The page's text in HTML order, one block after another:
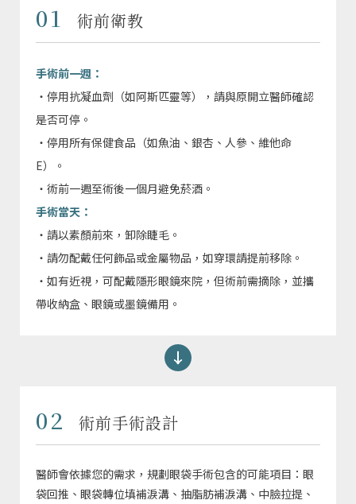
01 術前衛教
手術前一週：
・停用抗凝血劑（如阿斯匹靈等），請與原開立醫師確認
是否可停。
・停用所有保健食品（如魚油、銀杏、人參、維他命
E）。
・術前一週至術後一個月避免菸酒。
手術當天：
・請以素顏前來，卸除睫毛。
・請勿配戴任何飾品或金屬物品，如穿環請提前移除。
・如有近視，可配戴隱形眼鏡來院，但術前需摘除，並攜
帶收納盒、眼鏡或墨鏡備用。
02 術前手術設計
醫師會依據您的需求，規劃眼袋手術包含的可能項目：眼
袋回推、眼袋轉位填補淚溝、抽脂肪補淚溝、中臉拉提、